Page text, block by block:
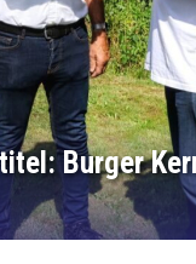
Burger